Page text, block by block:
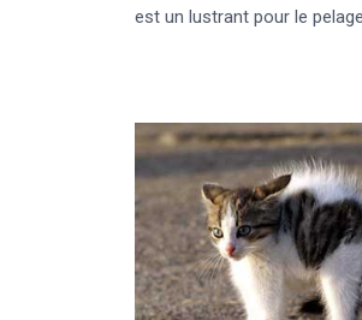
est un lustrant pour le